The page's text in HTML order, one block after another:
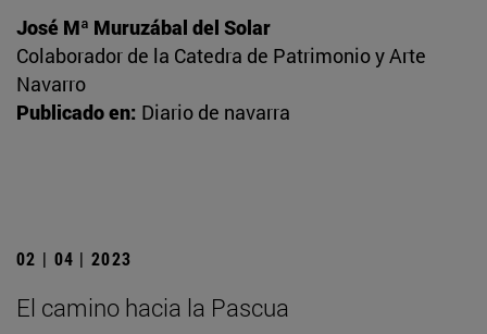
José Mª Muruzábal del Solar
Colaborador de la Catedra de Patrimonio y Arte
Navarro
Publicado en: Diario de navarra
02 | 04 | 2023
El camino hacia la Pascua